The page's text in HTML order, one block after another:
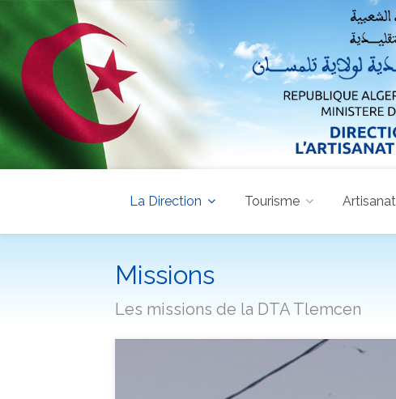
La Direction Tourisme Artisanat
Missions
Les missions de la DTA Tlemcen